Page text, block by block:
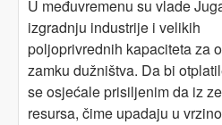
U međuvremenu su vlade
izgradnju industrije i velikih
poljoprivrednih kapaciteta za
zamku dužništva. Da bi
se osjećale prisiljenim da iz
resursa, čime upadaju u